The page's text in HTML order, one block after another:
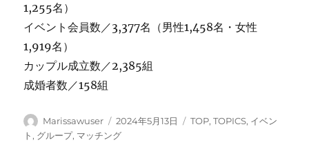
1,255名）
イベント会員数／3,377名（男性1,458名・女性
1,919名）
カップル成立数／2,385組
成婚者数／158組
投
稿
Marissawuser
投
稿
2024年5月13日
カ
TOP,TOPICS, イベン
ト, グループ, マッチング